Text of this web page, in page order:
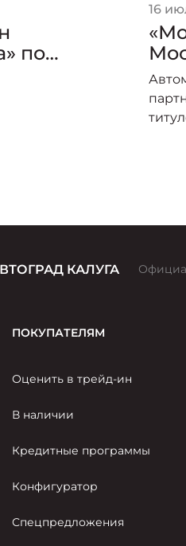
по
16
КАЛУГА
ПОКУПАТЕЛЯМ
Оценить в трейд-ин
В наличии
Кредитные программы
Конфигуратор
Спецпредложения